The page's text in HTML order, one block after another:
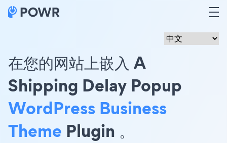
在您的网站上嵌入 A
Shipping Delay Popup
WordPress Business
Theme Plugin 。